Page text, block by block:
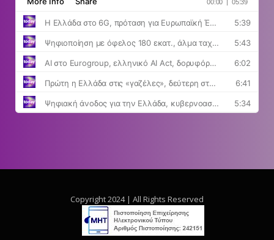
Copyright 2024 | All Rights Reserved